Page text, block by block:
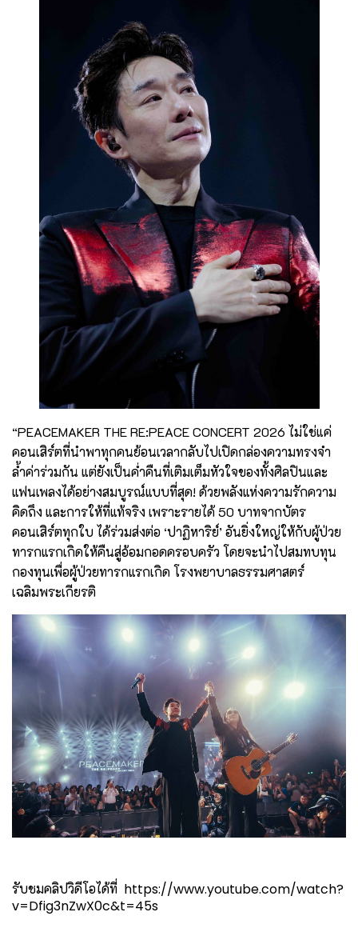
“PEACEMAKER THE RE:PEACE CONCERT 2026 ไม่ใช่แค่
คอนเสิร์ตที่นำพาทุกคนย้อนเวลากลับไปเปิดกล่องความทรงจำ
ล้ำค่าร่วมกัน แต่ยังเป็นค่ำคืนที่เติมเต็มหัวใจของทั้งศิลปินและ
แฟนเพลงได้อย่างสมบูรณ์แบบที่สุด! ด้วยพลังแห่งความรักความ
คิดถึง และการให้ที่แท้จริง เพราะรายได้ 50 บาทจากบัตร
คอนเสิร์ตทุกใบ ได้ร่วมส่งต่อ ‘ปาฏิหาริย์’ อันยิ่งใหญ่ให้กับผู้ป่วย
ทารกแรกเกิดให้คืนสู่อ้อมกอดครอบครัว โดยจะนำไปสมทบทุน
กองทุนเพื่อผู้ป่วยทารกแรกเกิด โรงพยาบาลธรรมศาสตร์
เฉลิมพระเกียรติ
รับชมคลิปวิดีโอได้ที่ https://www.youtube.com/watch?
v=Dfig3nZwX0c&t=45s